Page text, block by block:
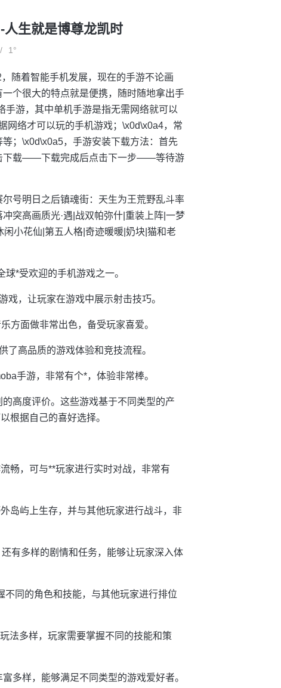
生就是博尊龙凯时
1°
随着智能手机发展，现在的手游不论画
个很大的特点就是便携，随时随地拿出手
游，其中单机手游是指无需网络就可以
网络才可以玩的手机游戏；\x0d\x0a4，常
；\x0d\x0a5，手游安装下载方法：首先
下载——下载完成后点击下一步——等待游
号明日之后镇魂街：天生为王荒野乱斗率
突高画质光·遇|战双帕弥什|重装上阵|一梦
小花仙|第五人格|奇迹暖暖|奶块|猫和老
*受欢迎的手机游戏之一。
戏，让玩家在游戏中展示射击技巧。
方面做非常出色，备受玩家喜爱。
了高品质的游戏体验和竞技流程。
手游，非常有个*，体验非常棒。
高度评价。这些游戏基于不同类型的产
根据自己的喜好选择。
畅，可与**玩家进行实时对战，非常有
岛屿上生存，并与其他玩家进行战斗，非
有多样的剧情和任务，能够让玩家深入体
同的角色和技能，与其他玩家进行排位
法多样，玩家需要掌握不同的技能和策
多样，能够满足不同类型的游戏爱好者。